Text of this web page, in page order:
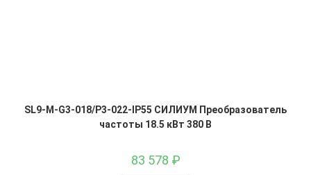
SL9-M-G3-018/P3-022-IP55 СИЛИУМ Преобразователь
частоты 18.5 кВт 380 В
83 578 ₽